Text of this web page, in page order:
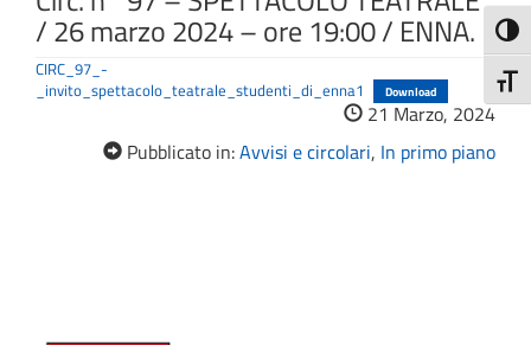
/ 26 marzo 2024 – ore 19:00 / ENNA.
CIRC_97_-
_invito_spettacolo_teatrale_studenti_di_enna1
Download
21 Marzo, 2024
Pubblicato in:Avvisi e circolari, In primo piano